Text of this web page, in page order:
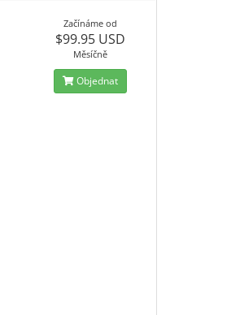
Začínáme od
$99.95 USD
Měsíčně
Objednat